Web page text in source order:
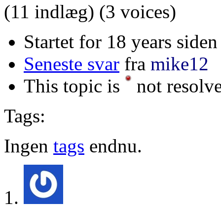
(11 indlæg) (3 voices)
Startet for 18 years
Seneste svar fra mike12
This topic is
not
Tags:
Ingen tags endnu.